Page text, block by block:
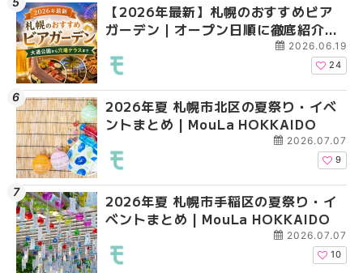
【2026年最新】札幌のおすすめビア
ガーデン｜オープン日順に徹底紹介！
大通公園から穴場テラスまで | MouLa
HOKKAIDO
2026.06.19
24
2026年夏 札幌市北区の夏祭り・イベ
ントまとめ | MouLa HOKKAIDO
2026.07.07
9
2026年夏 札幌市手稲区の夏祭り・イ
ベントまとめ | MouLa HOKKAIDO
2026.07.07
10
2026年夏 札幌市北区
ントまとめ | MouLa
2026年夏 札幌市清田
ベントまとめ |
2026年夏 札幌市豊平
ベントまとめ |
2026年夏 札幌市手稲
ベントまとめ |
2026年夏 札幌市清田
ベントまとめ |
札幌の麻辣湯（マーラ
め専門店6選！本場の
新店まで徹底比較 |